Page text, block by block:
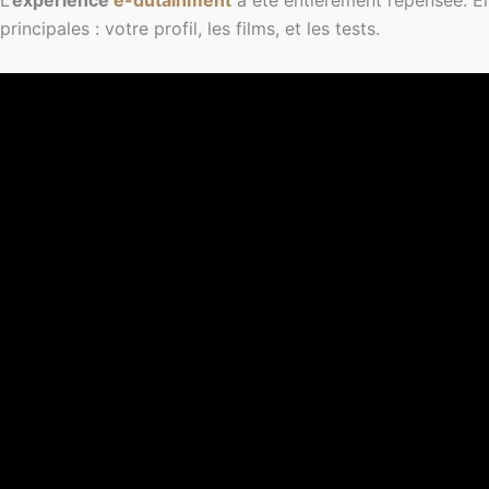
principales : votre profil, les films, et les tests.